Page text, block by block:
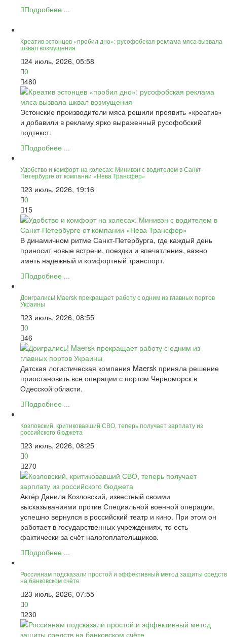
Подробнее ...
Креатив эстонцев «пробил дно»: русофобская реклама мяса вызвала
шквал возмущения
24 июль, 2026, 05:58
0
480
Эстонские производители мяса решили проявить «креатив»
и добавили в рекламу ярко выраженный русофобский
подтекст.
Подробнее ...
Удобство и комфорт на колесах: Минивэн с водителем в Санкт-
Петербурге от компании «Нева Трансфер»
23 июль, 2026, 19:16
0
15
В динамичном ритме Санкт-Петербурга, где каждый день
приносит новые встречи, поездки и впечатления, важно
иметь надежный и комфортный транспорт.
Подробнее ...
Доигрались! Maersk прекращает работу с одним из главных портов
Украины
23 июль, 2026, 08:55
0
46
Датская логистическая компания Maersk приняла решение
приостановить все операции с портом Черноморск в
Одесской области.
Подробнее ...
Козловский, критиковавший СВО, теперь получает зарплату из
российского бюджета
23 июль, 2026, 08:25
0
270
Актёр Данила Козловский, известный своими
высказываниями против Специальной военной операции,
успешно вернулся в российский театр и кино. При этом он
работает в государственных учреждениях, то есть
фактически за счёт налогоплательщиков.
Подробнее ...
Россиянам подсказали простой и эффективный метод защиты средств
на банковском счёте
23 июль, 2026, 07:55
0
230